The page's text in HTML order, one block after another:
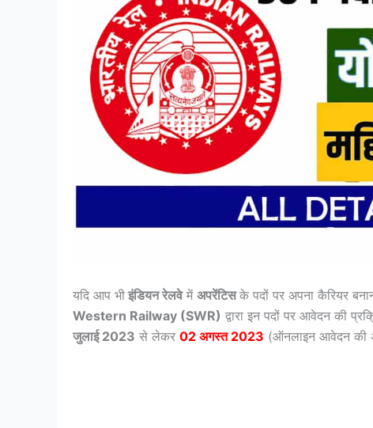
यदि आप भी इंडियन रेलवेमें अपरेंटिसके पदों पर अपना कैरियर
Western Railway (SWR) द्वारा इन पदों पर आवेदन की
जुलाई 2023 से लेकर 02 अगस्त 2023 (ऑनलाइन आवेदन की